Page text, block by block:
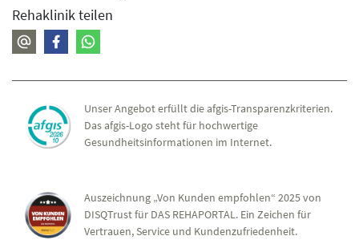
Rehaklinik teilen
Unser Angebot erfüllt die afgis-Transparenzkriterien.
Das afgis-Logo steht für hochwertige
Gesundheitsinformationen im Internet.
Auszeichnung „Von Kunden empfohlen“ 2025 von
DISQTrust für DAS REHAPORTAL. Ein Zeichen für
Vertrauen, Service und Kundenzufriedenheit.